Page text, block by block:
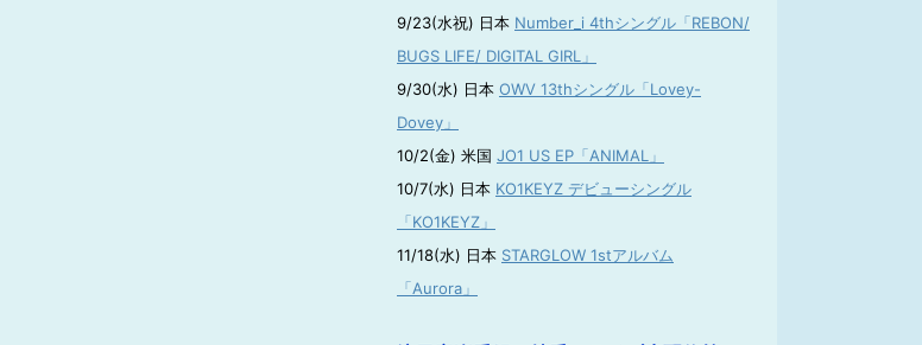
9/23(水祝) 日本 Number_i 4thシングル「REBON/
BUGS LIFE/ DIGITAL GIRL」
9/30(水) 日本 OWV 13thシングル「Lovey-
Dovey」
10/2(金) 米国 JO1 US EP「ANIMAL」
10/7(水) 日本 KO1KEYZ デビューシングル
「KO1KEYZ」
11/18(水) 日本 STARGLOW 1stアルバム
「Aurora」